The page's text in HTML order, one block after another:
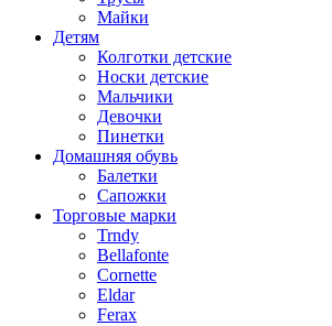
Майки
Детям
Колготки детские
Носки детские
Мальчики
Девочки
Пинетки
Домашняя обувь
Балетки
Сапожки
Торговые марки
Trndy
Bellafonte
Cornette
Eldar
Ferax